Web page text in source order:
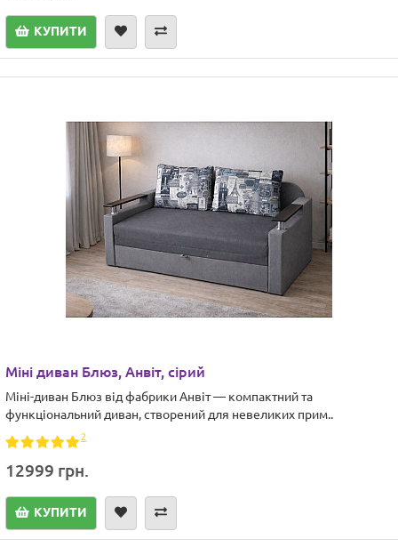
КУПИТИ
Міні диван Блюз, Анвіт, сірий
Міні-диван Блюз від фабрики Анвіт — компактний та
функціональний диван, створений для невеликих прим..
2
12999 грн.
КУПИТИ